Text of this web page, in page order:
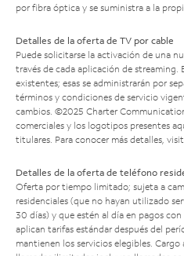
por fibra óptica y se suministra a la
Detalles de la oferta de TV por cable
Puede solicitarse la activación de una
través de cada aplicación de streaming.
existentes; esas se administrarán por
términos y condiciones de servicio
cambios. ©2025 Charter
comerciales y los logotipos presentes
titulares. Para conocer más detalles,
Detalles de la oferta de teléfono
Oferta por tiempo limitado; sujeta a
residenciales (que no hayan utilizado
30 días) y que estén al día en pagos
aplican tarifas estándar después del
mantienen los servicios elegibles.